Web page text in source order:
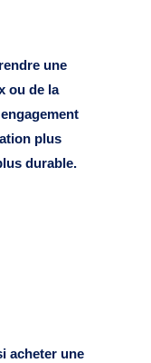
une
ou de la
plus
durable.
acheter une